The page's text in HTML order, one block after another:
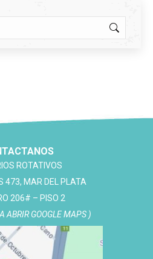
ROTATIVOS
473, MAR DEL PLATA
206# – PISO 2
ABRIR GOOGLE MAPS )